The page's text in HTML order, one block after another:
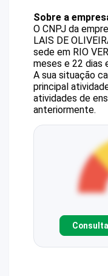
Sobre a
O CNPJ da
LAIS DE
sede em RIO
meses e 22 dias
A sua situação
principal
atividades de
anteriormente.